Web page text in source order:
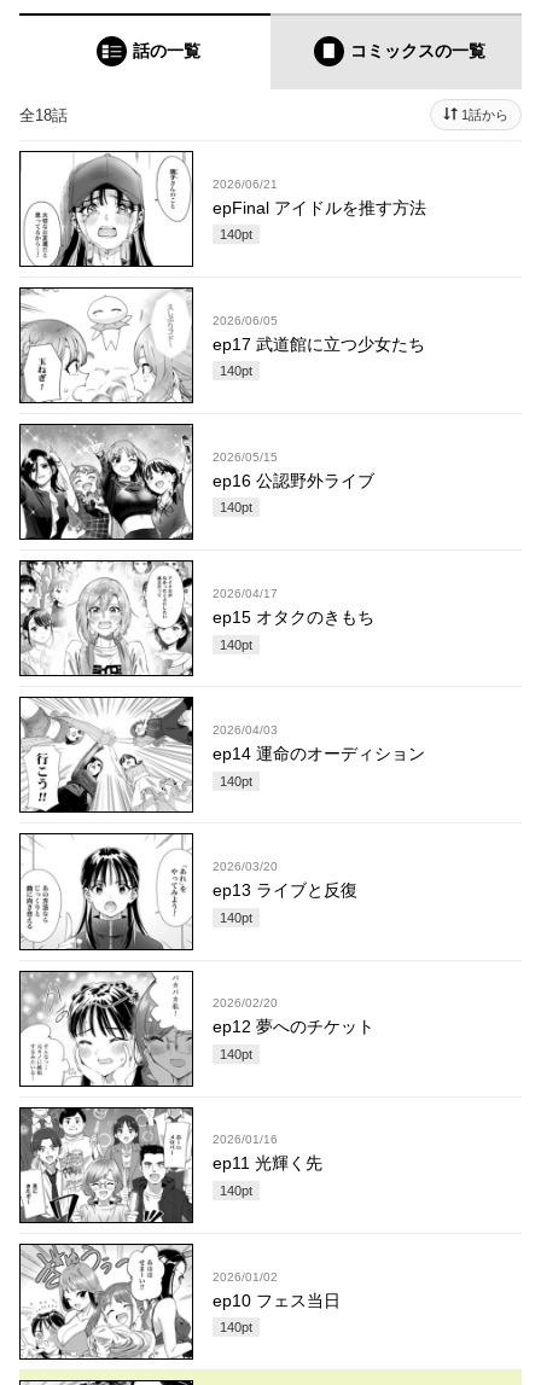
話の一覧 コミックスの一覧
全18話 1話から
2026/06/21
epFinal アイドルを推す方法
140pt
2026/06/05
ep17 武道館に立つ少女たち
140pt
2026/05/15
ep16 公認野外ライブ
140pt
2026/04/17
ep15 オタクのきもち
140pt
2026/04/03
ep14 運命のオーディション
140pt
2026/03/20
ep13 ライブと反復
140pt
2026/02/20
ep12 夢へのチケット
140pt
2026/01/16
ep11 光輝く先
140pt
2026/01/02
ep10 フェス当日
140pt